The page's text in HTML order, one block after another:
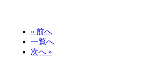
« 前へ
一覧へ
次へ »